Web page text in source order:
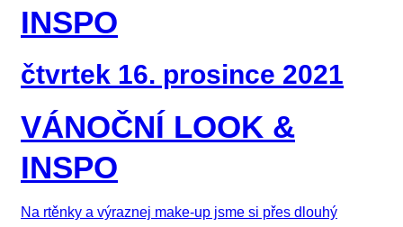
INSPO
čtvrtek 16. prosince 2021
VÁNOČNÍ LOOK &
INSPO
Na rtěnky a výraznej make-up jsme si přes dlouhý